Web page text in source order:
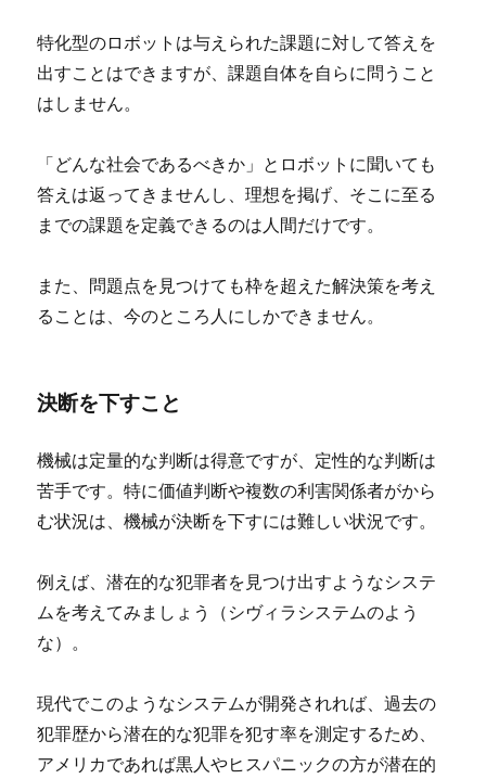
特化型のロボットは与えられた課題に対して答えを
出すことはできますが、課題自体を自らに問うこと
はしません。
「どんな社会であるべきか」とロボットに聞いても
答えは返ってきませんし、理想を掲げ、そこに至る
までの課題を定義できるのは人間だけです。
また、問題点を見つけても枠を超えた解決策を考え
ることは、今のところ人にしかできません。
決断を下すこと
機械は定量的な判断は得意ですが、定性的な判断は
苦手です。特に価値判断や複数の利害関係者がから
む状況は、機械が決断を下すには難しい状況です。
例えば、潜在的な犯罪者を見つけ出すようなシステ
ムを考えてみましょう（シヴィラシステムのよう
な）。
現代でこのようなシステムが開発されれば、過去の
犯罪歴から潜在的な犯罪を犯す率を測定するため、
アメリカであれば黒人やヒスパニックの方が潜在的